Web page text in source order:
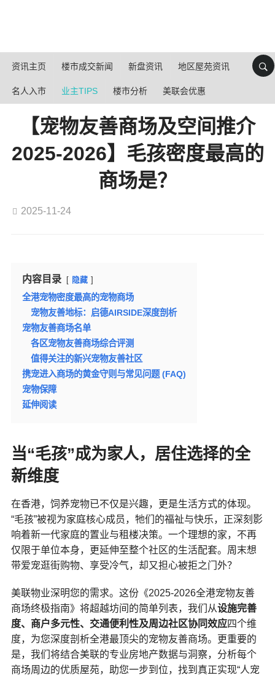
资讯主页 楼市成交新闻 新盘资讯 地区屋苑资讯
名人入市 业主TIPS 楼市分析 美联会优惠
【宠物友善商场及空间推介
2025-2026】毛孩密度最高的
商场是？
2025-11-24
内容目录 隐藏
全港宠物密度最高的宠物商场
宠物友善地标：启德AIRSIDE深度剖析
宠物友善商场名单
各区宠物友善商场综合评测
值得关注的新兴宠物友善社区
携宠进入商场的黄金守则与常见问题 (FAQ)
宠物保障
延伸阅读
当“毛孩”成为家人，居住选择的全
新维度
在香港，饲养宠物已不仅是兴趣，更是生活方式的体现。
“毛孩”被视为家庭核心成员，牠们的福祉与快乐，正深刻影
响着新一代家庭的置业与租楼决策。一个理想的家，不再
仅限于单位本身，更延伸至整个社区的生活配套。周末想
带爱宠逛街购物、享受冷气，却又担心被拒之门外？
美联物业深明您的需求。这份《2025-2026全港宠物友善
商场终极指南》将超越坊间的简单列表，我们从设施完善
度、商户多元性、交通便利性及周边社区协同效应四个维
度，为您深度剖析全港最顶尖的宠物友善商场。更重要的
是，我们将结合美联的专业房地产数据与洞察，分析每个
商场周边的优质屋苑，助您一步到位，找到真正实现“人宠